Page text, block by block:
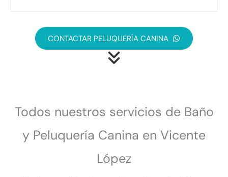
CONTACTAR PELUQUERÍA CANINA
Todos nuestros servicios de Baño
y Peluquería Canina en Vicente
López